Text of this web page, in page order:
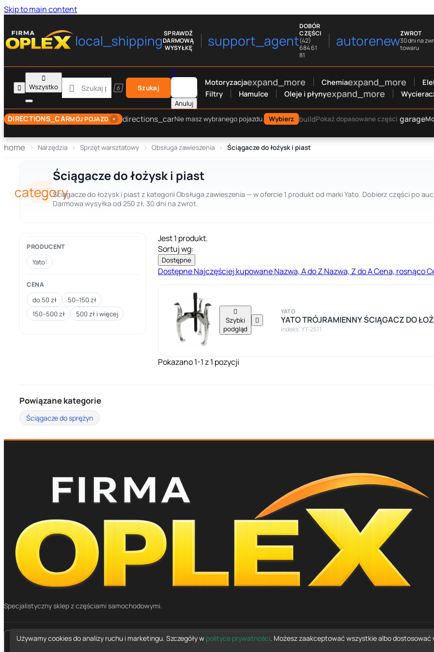
Skip to main content
local_shippingSPRAWDŹ
DARMOWĄ
WYSYŁKĘ
support_agent
DOBÓR
CZĘŚCI
(42)
684 61
81
autorenewZWROT
30 dni na
towaru


Wszystko
  Szukaj

Anuluj
Motoryzacjaexpand_more Chemiaexpand_more
Filtry Hamulce Oleje i płynyexpand_more
DIRECTIONS_CARMÓJ POJAZD × directions_carNie masz wybranego pojazdu. Wybierz buildPokaż dopasowane części garage
home Narzędzia Sprzęt warsztatowy Obsługa zawieszenia Ściągacze do łożysk i piast
category
Ściągacze do łożysk i piast
Ściągacze do łożysk i piast z kategorii Obsługa zawieszenia — w ofercie 1 produkt od marki Yato. Dobierz części po
Darmowa wysyłka od 250 zł, 30 dni na zwrot.
PRODUCENT
Yato1
CENA
do 50 zł
50–150 zł
150–500 zł
500 zł i więcej
Jest 1 produkt.
Sortuj wg:
Dostępne
DostępneNajczęściej kupowaneNazwa, A do Z Nazwa, Z do ACena, rosnąco

Szybki
podgląd

YATO
YATO TRÓJRAMIENNY ŚCIĄGACZ DO
Indeks: YT-2511
Pokazano 1-1 z 1 pozycji
Powiązane kategorie
Ściągacze do sprężyn
Specjalistyczny sklep z częściami samochodowymi.
placeMapa dojazdu © 2026 e-czesci24.pl — wszelkie prawa zastrzeżone
Używamy cookies do analizy ruchu i marketingu. Szczegóły w polityce prywatności. Możesz zaakceptować wszystkie albo dostosować